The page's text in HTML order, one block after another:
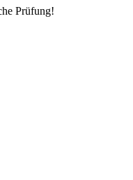
Prüfung!